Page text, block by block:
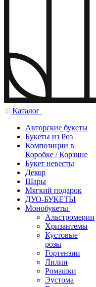
Каталог
Авторские букеты
Букеты из Роз
Композиции в
Коробке / Корзине
Букет невесты
Декор
Шары
Мягкий подарок
ДУО-БУКЕТЫ
Монобукеты
Альстромерии
Хризантемы
Кустовые
розы
Гортензии
Лилии
Ромашки
Эустома